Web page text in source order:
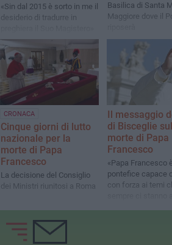
«Sin dal 2015 è sorto in me il
desiderio di tradurre in
Basilica di Santa
Maggiore dove il
CRONACA
Cinque giorni di lutto
nazionale per la
morte di Papa
Francesco
La decisione del Consiglio
dei Ministri riunitosi a Roma
Il messaggio
di Bisceglie
morte di Papa
Francesco
«Papa Francesco
pontefice capace
con forza ai temi
sempre ci stanno